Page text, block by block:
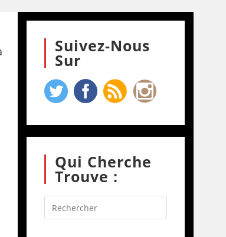
Suivez-Nous
Sur
Qui Cherche
Trouve :